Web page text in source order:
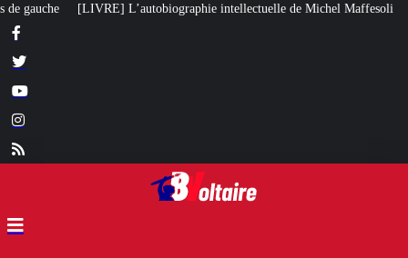
intellectuelle de Michel Maffesoli Pour regagner son influence en